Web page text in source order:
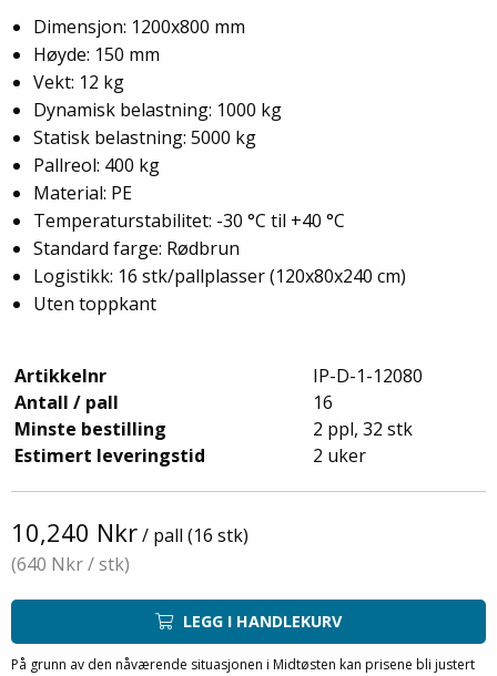
Dimensjon: 1200x800 mm
Høyde: 150 mm
Vekt: 12 kg
Dynamisk belastning: 1000 kg
Statisk belastning: 5000 kg
Pallreol: 400 kg
Material: PE
Temperaturstabilitet: -30 °C til +40 °C
Standard farge: Rødbrun
Logistikk: 16 stk/pallplasser (120x80x240 cm)
Uten toppkant
Artikkelnr
IP-D-1-12080
Antall / pall
16
Minste bestilling
2 ppl, 32 stk
Estimert leveringstid
2 uker
10,240 Nkr/ pall (16 stk)
(640 Nkr/ stk)
LEGG I HANDLEKURV
På grunn av den nåværende situasjonen i Midtøsten kan prisene bli justert